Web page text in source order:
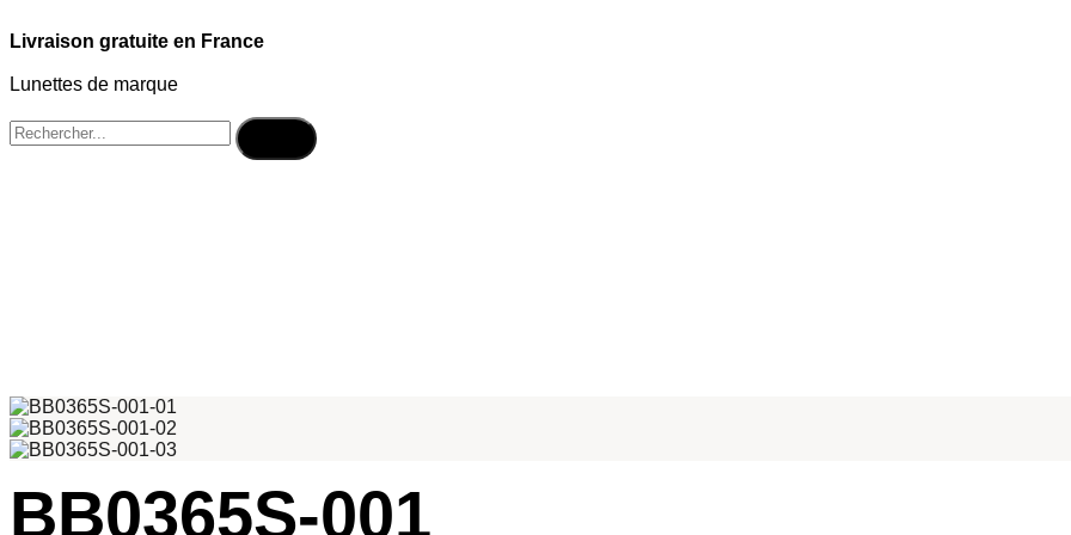
Livraison gratuite en France
Lunettes de marque
BB0365S-001